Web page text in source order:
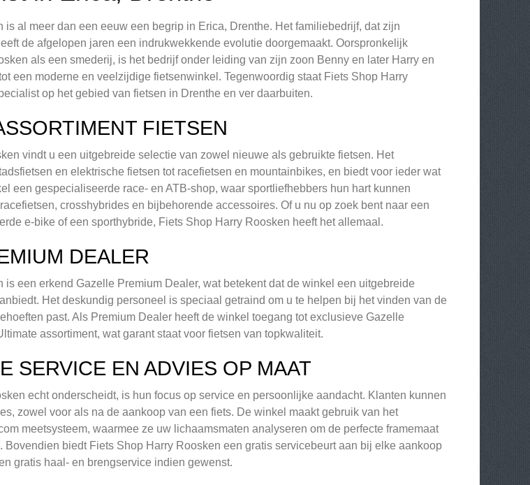
is al meer dan een eeuw een begrip in Erica, Drenthe. Het familiebedrijf, dat zijn
de afgelopen jaren een indrukwekkende evolutie doorgemaakt. Oorspronkelijk
als een smederij, is het bedrijf onder leiding van zijn zoon Benny en later Harry en
een moderne en veelzijdige fietsenwinkel. Tegenwoordig staat Fiets Shop Harry
op het gebied van fietsen in Drenthe en ver daarbuiten.
FIETSEN
vindt u een uitgebreide selectie van zowel nieuwe als gebruikte fietsen. Het
en elektrische fietsen tot racefietsen en mountainbikes, en biedt voor ieder wat
een gespecialiseerde race- en ATB-shop, waar sportliefhebbers hun hart kunnen
crosshybrides en bijbehorende accessoires. Of u nu op zoek bent naar een
e-bike of een sporthybride, Fiets Shop Harry Roosken heeft het allemaal.
DEALER
is een erkend Gazelle Premium Dealer, wat betekent dat de winkel een uitgebreide
Het deskundig personeel is speciaal getraind om u te helpen bij het vinden van de
past. Als Premium Dealer heeft de winkel toegang tot exclusieve Gazelle
assortiment, wat garant staat voor fietsen van topkwaliteit.
SERVICE EN ADVIES OP MAAT
echt onderscheidt, is hun focus op service en persoonlijke aandacht. Klanten kunnen
zowel voor als na de aankoop van een fiets. De winkel maakt gebruik van het
meetsysteem, waarmee ze uw lichaamsmaten analyseren om de perfecte framemaat
Bovendien biedt Fiets Shop Harry Roosken een gratis servicebeurt aan bij elke aankoop
gratis haal- en brengservice indien gewenst.